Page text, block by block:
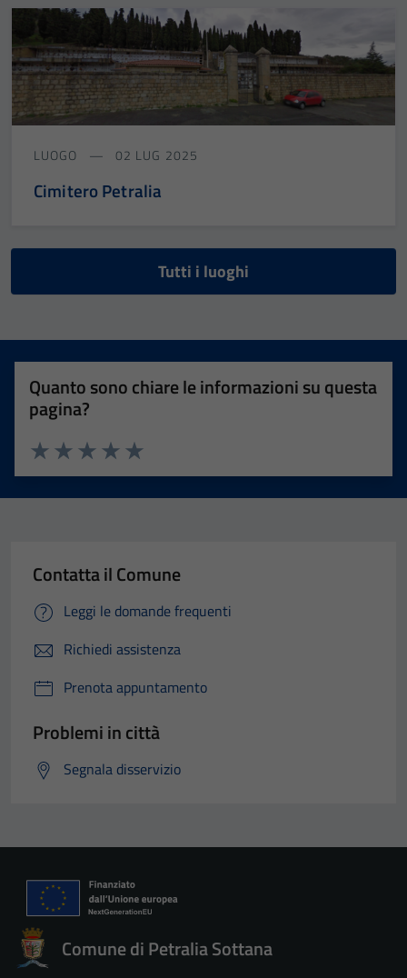
LUOGO 02 LUG 2025
Cimitero Petralia
Tutti i luoghi
Quanto sono chiare le informazioni su questa
pagina?
Valuta 5 stelle su 5
Valuta 4 stelle su 5
Valuta 3 stelle su 5
Valuta 2 stelle su 5
Valuta 1 stelle su 5
Contatta il Comune
Leggi le domande frequenti
Richiedi assistenza
Prenota appuntamento
Problemi in città
Segnala disservizio
Comune di Petralia Sottana